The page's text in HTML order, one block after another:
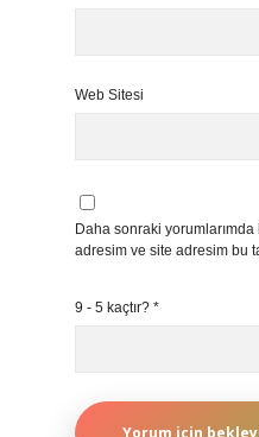
Web Sitesi
Daha sonraki yorumlarımda
adresim ve site adresim bu
9 - 5 kaçtır? *